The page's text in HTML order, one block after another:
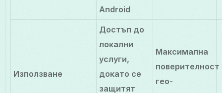
Android
Използване
Достъп до
локални
услуги,
докато се
защитят
Максимална
поверителност
гео-